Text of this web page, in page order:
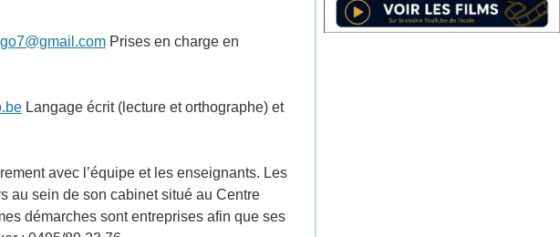
Prises en charge en
Langage écrit (lecture et orthographe) et
avec l’équipe et les enseignants. Les
au sein de son cabinet situé au Centre
démarches sont entreprises afin que ses